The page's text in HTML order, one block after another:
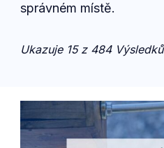
správném místě.
Ukazuje 15 z 484 Výsledků